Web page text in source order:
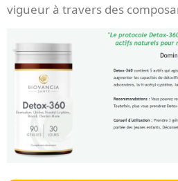
vigueur à travers des